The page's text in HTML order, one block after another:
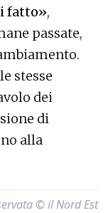
fatto»,
passate,
stesse
dei
di
alla
© il Nord Est